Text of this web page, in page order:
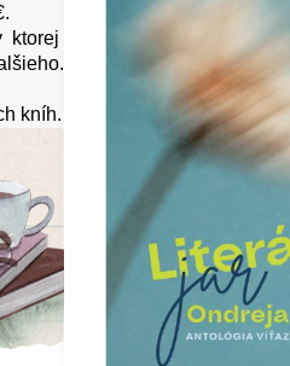
ktorej
kníh.